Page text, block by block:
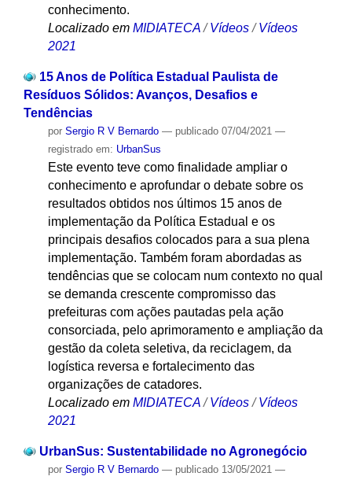
conhecimento.
Localizado em MIDIATECA /Vídeos /Vídeos
2021
15 Anos de Política Estadual Paulista de
Resíduos Sólidos: Avanços, Desafios e
Tendências
por Sergio R V Bernardo — publicado07/04/2021 —
registrado em: UrbanSus
Este evento teve como finalidade ampliar o
conhecimento e aprofundar o debate sobre os
resultados obtidos nos últimos 15 anos de
implementação da Política Estadual e os
principais desafios colocados para a sua plena
implementação. Também foram abordadas as
tendências que se colocam num contexto no qual
se demanda crescente compromisso das
prefeituras com ações pautadas pela ação
consorciada, pelo aprimoramento e ampliação da
gestão da coleta seletiva, da reciclagem, da
logística reversa e fortalecimento das
organizações de catadores.
Localizado em MIDIATECA /Vídeos /Vídeos
2021
UrbanSus: Sustentabilidade no Agronegócio
por Sergio R V Bernardo — publicado13/05/2021 —